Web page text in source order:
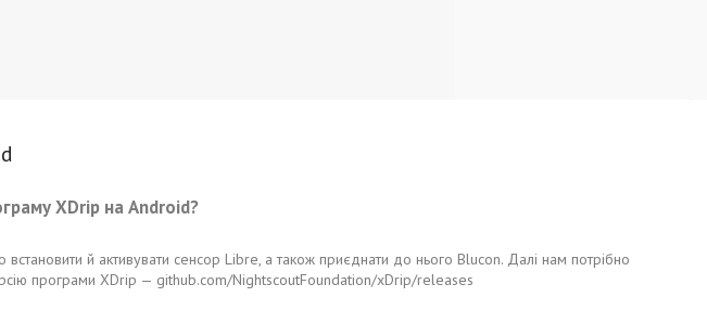
XDrip на Android?
й активувати сенсор Libre, а також приєднати до нього Blucon. Далі нам потрібно
програми XDrip — github.com/NightscoutFoundation/xDrip/releases